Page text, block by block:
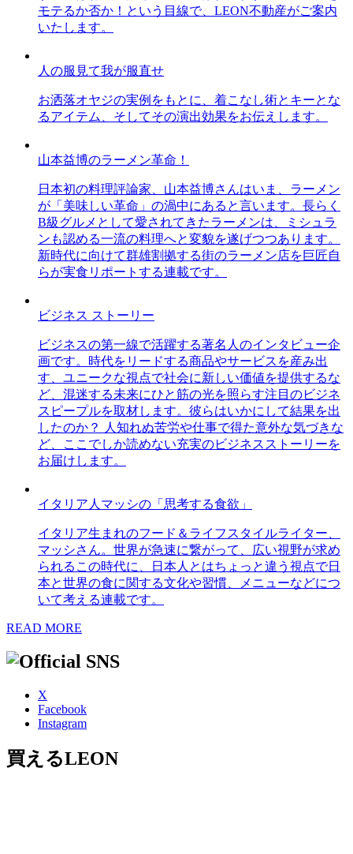
モテるか否か！という目線で、LEON不動産がご案内
いたします。
人の服見て我が服直せ
お洒落オヤジの実例をもとに、着こなし術とキーとな
るアイテム、そしてその演出効果をお伝えします。
山本益博のラーメン革命！
日本初の料理評論家、山本益博さんはいま、ラーメン
が「美味しい革命」の渦中にあると言います。長らく
B級グルメとして愛されてきたラーメンは、ミシュラ
ンも認める一流の料理へと変貌を遂げつつあります。
新時代に向けて群雄割拠する街のラーメン店を巨匠自
らが実食リポートする連載です。
ビジネス ストーリー
ビジネスの第一線で活躍する著名人のインタビュー企
画です。時代をリードする商品やサービスを産み出
す、ユニークな視点で社会に新しい価値を提供するな
ど、混迷する未来にひと筋の光を照らす注目のビジネ
スピープルを取材します。彼らはいかにして結果を出
したのか？ 人知れぬ苦労や仕事で得た意外な気づきな
ど、ここでしか読めない充実のビジネスストーリーを
お届けします。
イタリア人マッシの「思考する食欲」
イタリア生まれのフード＆ライフスタイルライター、
マッシさん。世界が急速に繋がって、広い視野が求め
られるこの時代に、日本人とはちょっと違う視点で日
本と世界の食に関する文化や習慣、メニューなどにつ
いて考える連載です。
READ MORE
X
Facebook
Instagram
買えるLEON